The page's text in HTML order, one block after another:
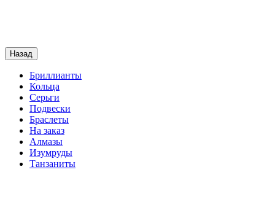
Назад
Бриллианты
Кольца
Серьги
Подвески
Браслеты
На заказ
Алмазы
Изумруды
Танзаниты